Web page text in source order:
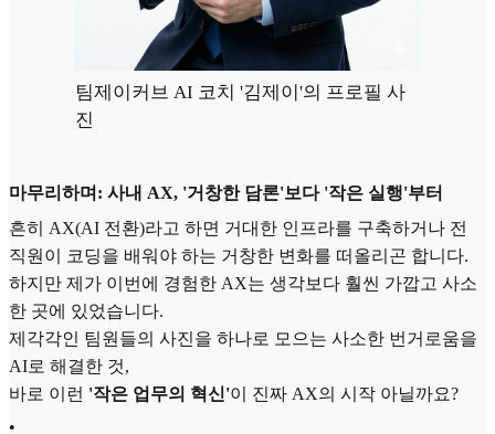
팀제이커브 AI 코치 '김제이'의 프로필 사
진
마무리하며: 사내 AX, '거창한 담론'보다 '작은 실행'부터
흔히 AX(AI 전환)라고 하면 거대한 인프라를 구축하거나 전
직원이 코딩을 배워야 하는 거창한 변화를 떠올리곤 합니다.
하지만 제가 이번에 경험한 AX는 생각보다 훨씬 가깝고 사소
한 곳에 있었습니다.
제각각인 팀원들의 사진을 하나로 모으는 사소한 번거로움을
AI로 해결한 것,
바로 이런 '작은 업무의 혁신'이 진짜 AX의 시작 아닐까요?
•